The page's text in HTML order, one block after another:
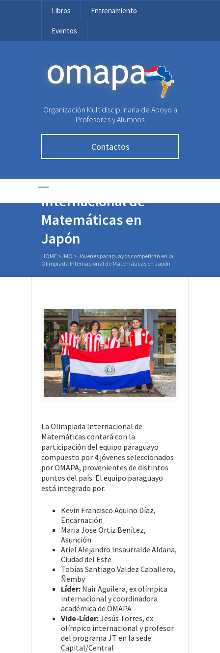
Libros Entrenamiento
Eventos
OMAPA
Organización Multidisciplinaria de Apoyo a
Profesores y Alumnos
Contactos
Jóvenes paraguayos
competirán en la
Olimpiada
Internacional de
Matemáticas en
Japón
HOME > IMO > Jóvenes paraguayos competirán en la
Olimpiada Internacional de Matemáticas en Japón
La Olimpiada Internacional de
Matemáticas contará con la
participación del equipo paraguayo
compuesto por 4 jóvenes seleccionados
por OMAPA, provenientes de distintos
puntos del país. El equipo paraguayo
está integrado por:
Kevin Francisco Aquino Díaz,
Encarnación
Maria Jose Ortiz Benítez,
Asunción
Ariel Alejandro Insaurralde Aldana,
Ciudad del Este
Tobías Santiago Valdez Caballero,
Ñemby
Líder: Nair Aguilera, ex olímpica
internacional y coordinadora
académica de OMAPA
Vide-Líder:Jesús Torres, ex
olímpico internacional y profesor
del programa JT en la sede
Capital/Central